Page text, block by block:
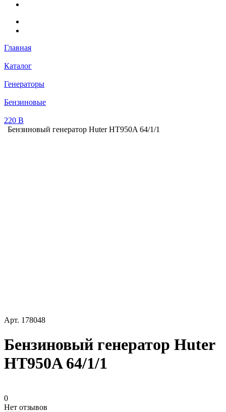
Главная
Каталог
Генераторы
Бензиновые
220 В
Бензиновый генератор Huter HT950A 64/1/1
Арт. 178048
Бензиновый генератор Huter
HT950A 64/1/1
0
Нет отзывов